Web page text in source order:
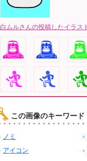
白ムルさんの投稿したイラス
この画像のキーワード
ノミ
アイコン